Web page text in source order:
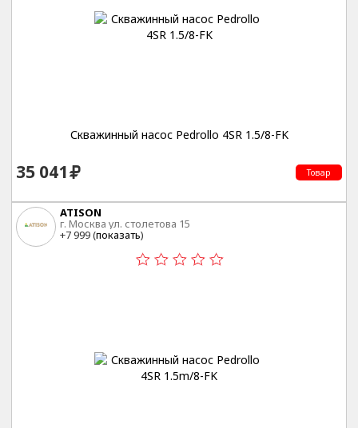
Скважинный насос Pedrollo 4SR 1.5/8-FK
35 041 Товар
ATISON
г. Москва ул. столетова 15
+7 999 (показать)